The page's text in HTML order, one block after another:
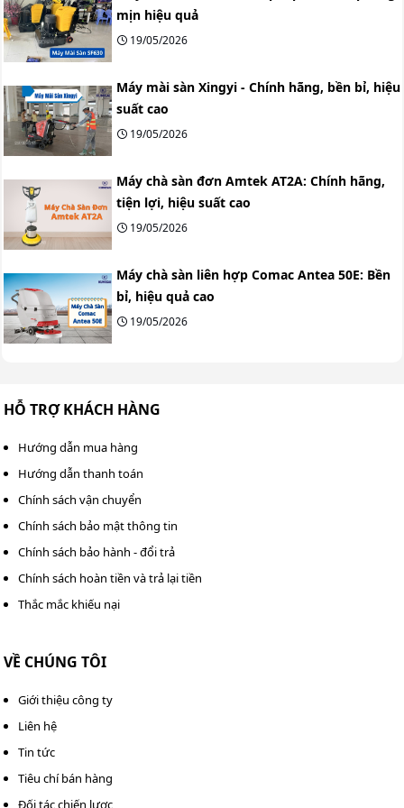
mịn hiệu quả
19/05/2026
Máy mài sàn Xingyi - Chính hãng, bền bỉ, hiệu
suất cao
19/05/2026
Máy chà sàn đơn Amtek AT2A: Chính hãng,
tiện lợi, hiệu suất cao
19/05/2026
Máy chà sàn liên hợp Comac Antea 50E: Bền
bỉ, hiệu quả cao
19/05/2026
HỖ TRỢ KHÁCH HÀNG
Hướng dẫn mua hàng
Hướng dẫn thanh toán
Chính sách vận chuyển
Chính sách bảo mật thông tin
Chính sách bảo hành - đổi trả
Chính sách hoàn tiền và trả lại tiền
Thắc mắc khiếu nại
VỀ CHÚNG TÔI
Giới thiệu công ty
Liên hệ
Tin tức
Tiêu chí bán hàng
Đối tác chiến lược